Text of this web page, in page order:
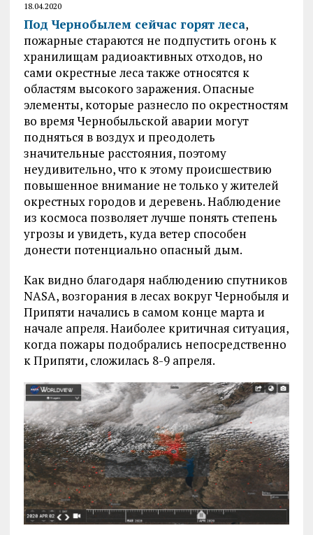
18.04.2020
Под Чернобылем сейчас горят леса,
пожарные стараются не подпустить огонь к
хранилищам радиоактивных отходов, но
сами окрестные леса также относятся к
областям высокого заражения. Опасные
элементы, которые разнесло по окрестностям
во время Чернобыльской аварии могут
подняться в воздух и преодолеть
значительные расстояния, поэтому
неудивительно, что к этому происшествию
повышенное внимание не только у жителей
окрестных городов и деревень. Наблюдение
из космоса позволяет лучше понять степень
угрозы и увидеть, куда ветер способен
донести потенциально опасный дым.
Как видно благодаря наблюдению спутников
NASA, возгорания в лесах вокруг Чернобыля и
Припяти начались в самом конце марта и
начале апреля. Наиболее критичная ситуация,
когда пожары подобрались непосредственно
к Припяти, сложилась 8-9 апреля.